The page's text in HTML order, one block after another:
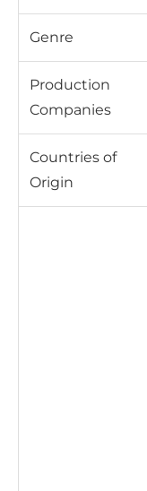
Genre
Production
Companies
Countries of
Origin